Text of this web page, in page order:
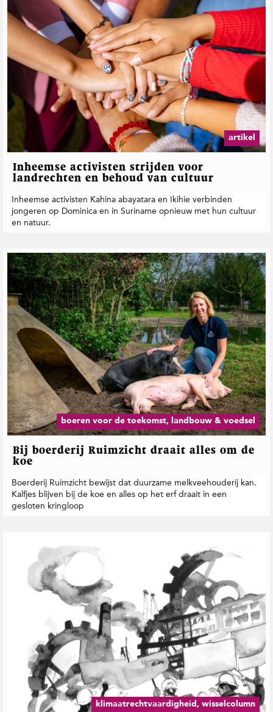
artikel
Inheemse activisten strijden voor
landrechten en behoud van cultuur
Inheemse activisten Kahina abayatara en Ikihie verbinden
jongeren op Dominica en in Suriname opnieuw met hun cultuur
en natuur.
boeren voor de toekomst, landbouw & voedsel
Bij boerderij Ruimzicht draait alles om de
koe
Boerderij Ruimzicht bewijst dat duurzame melkveehouderij kan.
Kalfjes blijven bij de koe en alles op het erf draait in een
gesloten kringloop
klimaatrechtvaardigheid, wisselcolumn